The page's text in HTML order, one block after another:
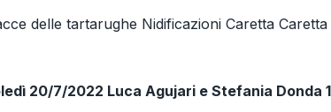
delle tartarughe Nidificazioni Caretta
20/7/2022 Luca Agujari e Stefania Donda